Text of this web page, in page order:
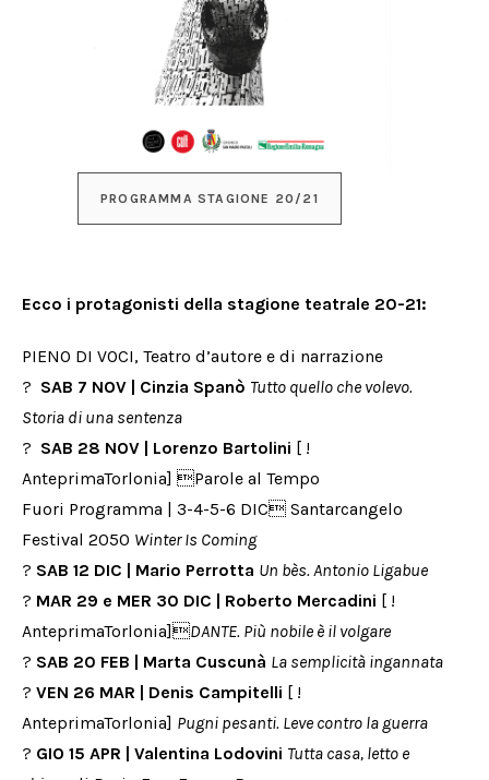
PROGRAMMA STAGIONE 20/21
Ecco i protagonisti della stagione teatrale 20-21:
PIENO DI VOCI, Teatro d’autore e di narrazione
? SAB 7 NOV | Cinzia Spanò Tutto quello che volevo.
Storia di una sentenza
? SAB 28 NOV | Lorenzo Bartolini [ !
AnteprimaTorlonia] Parole al Tempo
Fuori Programma | 3-4-5-6 DIC Santarcangelo
Festival 2050 Winter Is Coming
? SAB 12 DIC | Mario Perrotta Un bès. Antonio Ligabue
? MAR 29 e MER 30 DIC | Roberto Mercadini [ !
AnteprimaTorlonia]DANTE. Più nobile è il volgare
? SAB 20 FEB | Marta Cuscunà La semplicità ingannata
? VEN 26 MAR | Denis Campitelli [ !
AnteprimaTorlonia] Pugni pesanti. Leve contro la guerra
? GIO 15 APR | Valentina Lodovini Tutta casa, letto e